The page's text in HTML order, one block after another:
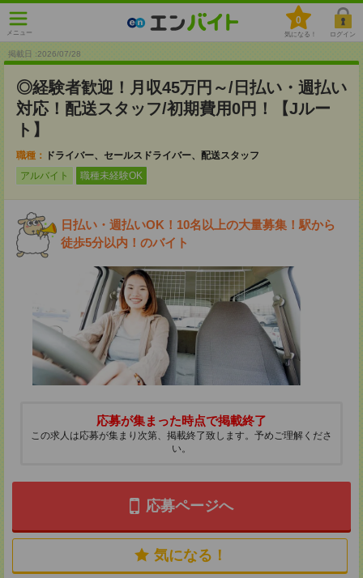
メニュー
0
気になる！ ログイン
掲載日 :2026/07/28
◎経験者歓迎！月収45万円～/日払い・週払い
対応！配送スタッフ/初期費用0円！【Jルー
ト】
職種：
ドライバー、セールスドライバー、配送スタッフ
アルバイト
職種未経験OK
日払い・週払いOK！10名以上の大量募集！駅から
徒歩5分以内！のバイト
応募が集まった時点で掲載終了
この求人は応募が集まり次第、掲載終了致します。予めご理解くださ
い。
応募ページへ
気になる！